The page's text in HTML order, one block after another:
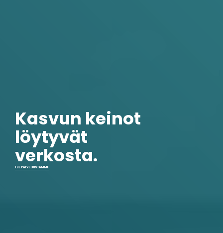
Kasvun keinot
löytyvät
verkosta.
LUE PALVELUISTAMME